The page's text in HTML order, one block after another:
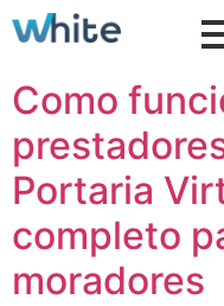
Como
Portaria
completo
moradores